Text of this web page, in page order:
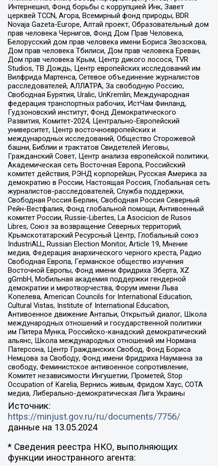
Интернешнл, Фонд борьбы с коррупцией Инк, Завет
церквей TCCN, Агора, Всемирный фонд природы, BDR
Novaja Gazeta-Europe, Алтай проект, Образовательный дом
прав человека Чернигов, Фонд Дом Прав Человека,
Белорусский дом прав человека имени Бориса Звозскова,
Дом прав человека Тбилиси, Дом прав человека Ереван,
Дом прав человека Крым, Центр дикого лосося, TVR
Studios, ТВ Дождь, Центр европейских исследований им
Вилфрида Мартенса, Сетевое объединение журналистов
расследователей, АЛЛАТРА, За свободную Россию,
Свободная Бурятия, Uralic, UnKremlin, Международная
федерация транспортных рабочих, ИстЧам Финланд,
Гудзоновский институт, Фонд Демократического
Развития, Комитет-2024, Центрально-Европейский
университет, Центр восточноевропейских и
международных исследований, Общество Сторожевой
башни, Библии и трактатов Свидетелей Иеговы,
Гражданский Совет, Центр анализа европейской политики,
Академическая сеть Восточная Европа, Российский
комитет действия, РЭНД корпорейшн, Русская Америка за
демократию в России, Настоящая Россия, Глобальная сеть
журналистов-расследователей, Служба поддержки,
Свободная Россия Берлин, Свободная Россия Северный
Рейн-Вестфалия, Фонд глобальной помощи, Антивоенный
комитет России, Russie-Libertes, La Asocicion de Rusos
Libres, Союз за возвращение Северных территорий,
Крымскотатарский Ресурсный Центр, Глобальный союз
IndustriALL, Russian Election Monitor, Article 19, Мнение
медиа, Федерация анархического черного креста, Радио
Свободная Европа, Германское общество изучения
Восточной Европы, Фонд имени Фридриха Эберта, XZ
gGmbH, Мобильная академия поддержки гендерной
демократии и миротворчества, Форум имени Льва
Копелева, American Councils for International Education,
Cultural Vistas, Institute of International Education,
Антивоенное движение Антальи, Открытый диалог, Школа
международных отношений и государственной политики
им Питера Мунка, Российско-канадский демократический
альянс, Школа международных отношений им Нормана
Патерсона, Центр Гражданских Свобод, Фонд Бориса
Немцова за Свободу, Фонд имени Фридриха Науманна за
свободу, Феминистское антивоенное сопротивление,
Комитет независимости Ингушетии, Прометей, Stop
Occupation of Karelia, Вернись живым, Фридом Хаус, СОТА
медиа, Либерально-демократическая Лига Украины
Источник:
https://minjust.gov.ru/ru/documents/7756/
данные на 13.05.2024
* Сведения реестра НКО, выполняющих
функции иностранного агента: